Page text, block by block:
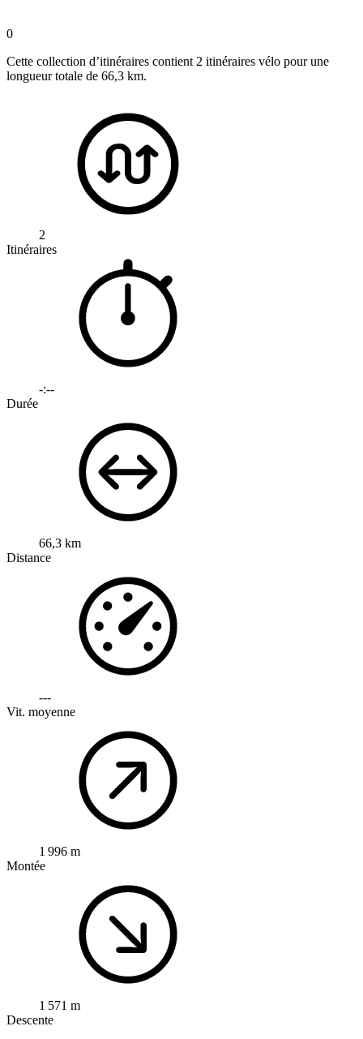
0
Cette collection d’itinéraires contient 2 itinéraires vélo pour une
longueur totale de 66,3 km.
2
Itinéraires
-:--
Durée
66,3 km
Distance
---
Vit. moyenne
1 996 m
Montée
1 571 m
Descente